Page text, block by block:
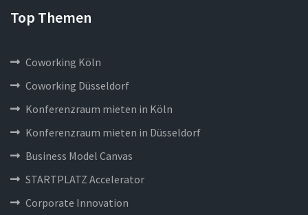
Top Themen
Coworking Köln
Coworking Düsseldorf
Konferenzraum mieten in Köln
Konferenzraum mieten in Düsseldorf
Business Model Canvas
STARTPLATZ Accelerator
Corporate Innovation